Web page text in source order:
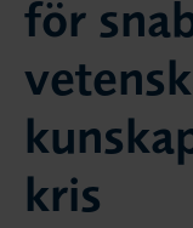
för
kris